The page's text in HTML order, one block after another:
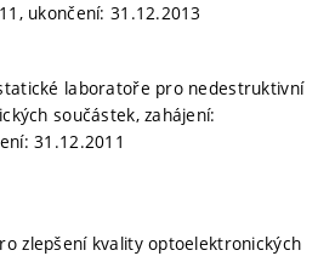
ukončení: 31.12.2013
laboratoře pro nedestruktivní
součástek, zahájení:
31.12.2011
zlepšení kvality optoelektronických